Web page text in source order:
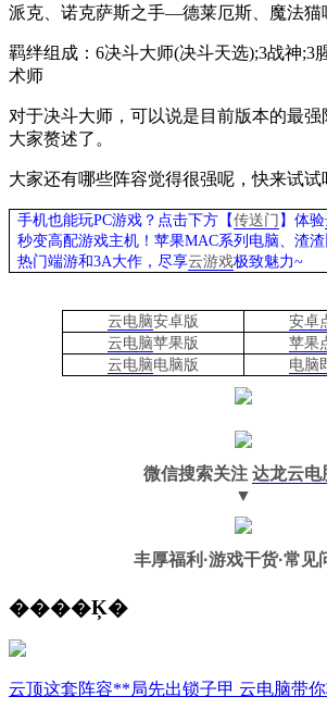
派克、诺克萨斯之手—德莱厄斯、魔法猫
羁绊组成： 6决斗大师(决斗天选);3战神;3
术师
对于决斗大师，可以说是目前版本的最
大家赘述了。
大家还有哪些阵容觉得很强呢，快来试试
手机也能玩PC游戏？点击下方【传送门 】体验
秒变高配游戏主机 ！苹果MAC系列电脑、渣
热门端游和3A大作， 尽享云游戏极致魅力~
云电脑安卓版
安卓
云电脑苹果版
苹果
云电脑电脑 版 电脑
微信搜索关注 达龙云电
▼
丰厚福利 ·游戏干货·常见
����Ķ�
云顶这套阵容**局先出锁子甲 云电脑带